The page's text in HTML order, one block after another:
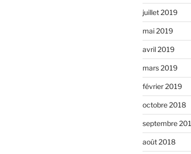
juillet 2019
mai 2019
avril 2019
mars 2019
février 2019
octobre 2018
septembre
août 2018